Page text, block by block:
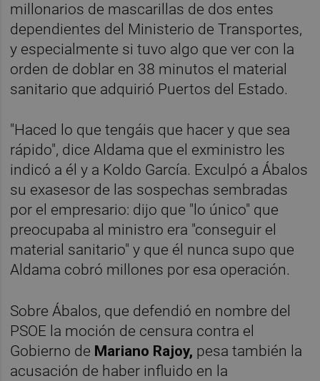
millonarios de mascarillas de dos entes
dependientes del Ministerio de Transportes,
y especialmente si tuvo algo que ver con la
orden de doblar en 38 minutos el material
sanitario que adquirió Puertos del Estado.
"Haced lo que tengáis que hacer y que sea
rápido", dice Aldama que el exministro les
indicó a él y a Koldo García. Exculpó a Ábalos
su exasesor de las sospechas sembradas
por el empresario: dijo que "lo único" que
preocupaba al ministro era "conseguir el
material sanitario" y que él nunca supo que
Aldama cobró millones por esa operación.
Sobre Ábalos, que defendió en nombre del
PSOE la moción de censura contra el
Gobierno de Mariano Rajoy, pesa también la
acusación de haber influido en la